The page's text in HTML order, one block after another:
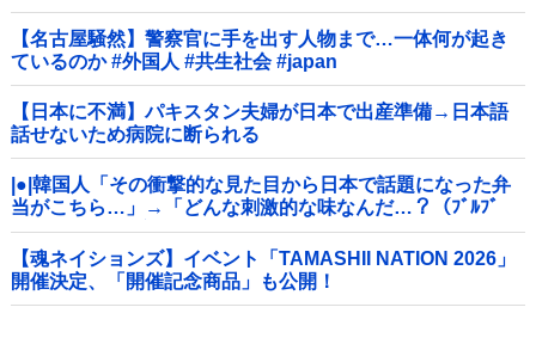
【名古屋騒然】警察官に手を出す人物まで…一体何が起き
ているのか #外国人 #共生社会 #japan
【日本に不満】パキスタン夫婦が日本で出産準備→日本語
話せないため病院に断られる
|●|韓国人「その衝撃的な見た目から日本で話題になった弁
当がこちら…」→「どんな刺激的な味なんだ…？（ﾌﾞﾙﾌﾞ
ﾙ」＝韓国の反応
【魂ネイションズ】イベント「TAMASHII NATION 2026」
開催決定、「開催記念商品」も公開！